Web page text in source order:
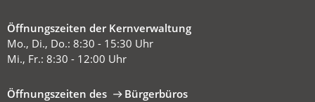
Öffnungszeiten der Kernverwaltung
Mo., Di., Do.: 8:30 - 15:30 Uhr
Mi., Fr.: 8:30 - 12:00 Uhr
Öffnungszeiten des
Bürgerbüros